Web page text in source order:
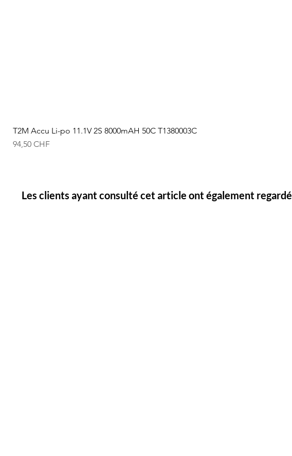
T2M Accu Li-po 11.1V 2S 8000mAH 50C T1380003C
Prix
94,50 CHF
Les clients ayant consulté cet article ont également regardé